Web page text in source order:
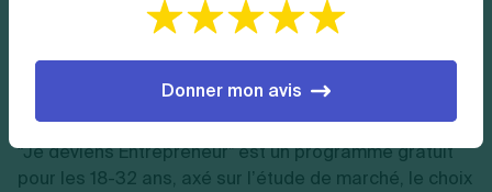
sessions abordent le développement d’une idée
Pour les jeunes entrepreneurs
“Je deviens Entrepreneur” est un programme gratuit
pour les 18-32 ans, axé sur l’étude de marché, le choix
Donner mon avis